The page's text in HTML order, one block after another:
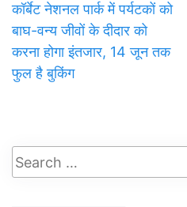
कॉर्बेट नेशनल पार्क में पर्यटकों को
बाघ-वन्य जीवों के दीदार को
करना होगा इंतजार, 14 जून तक
फुल है बुकिंग